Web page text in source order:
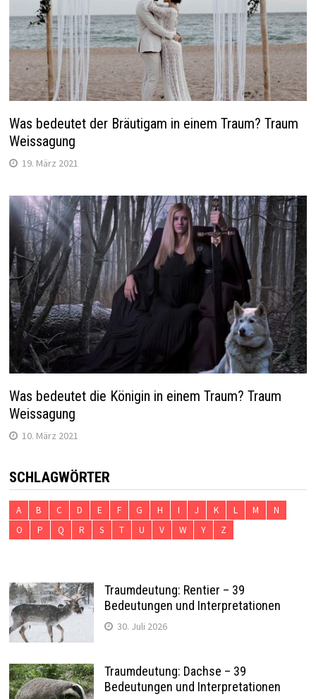
Was bedeutet der Bräutigam in einem Traum? Traum
Weissagung
19. März 2021
Was bedeutet die Königin in einem Traum? Traum
Weissagung
10. März 2021
SCHLAGWÖRTER
A B C D E F G H I J K L M
N
O
P Q R S T U V W Y Z
Traumdeutung: Rentier – 39
Bedeutungen und Interpretationen
30. Juli 2026
Traumdeutung: Dachse – 39
Bedeutungen und Interpretationen